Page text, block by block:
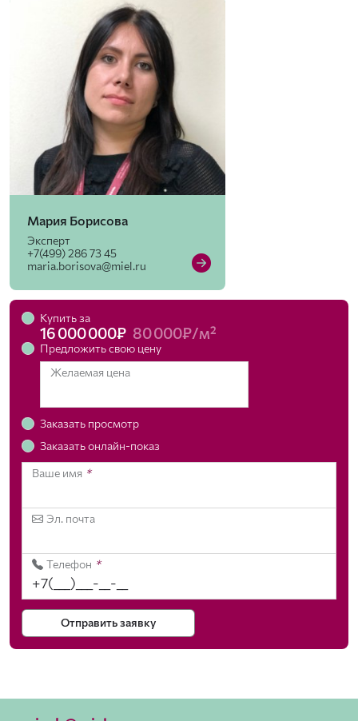
Мария Борисова
Эксперт
+7(499) 286 73 45
maria.borisova@miel.ru
Купить за
16 000 000₽ 80 000₽/м²
Предложить свою цену
Желаемая цена
Заказать просмотр
Заказать онлайн-показ
Ваше имя *
Эл. почта
Телефон *
Отправить заявку